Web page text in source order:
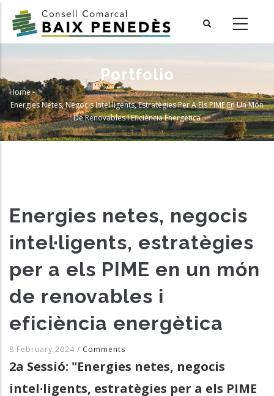
main
Portfolio
Breadcrumb
Home-
Energies Netes, Negocis Intel·ligents, Estratègies Per A Els PIME En Un Món
De Renovables I Eficiència Energètica
Energies netes, negocis
intel·ligents, estratègies
per a els PIME en un món
de renovables i
eficiència energètica
8 February 2024 / Comments
2a Sessió: "Energies netes, negocis
intel·ligents, estratègies per a els PIME